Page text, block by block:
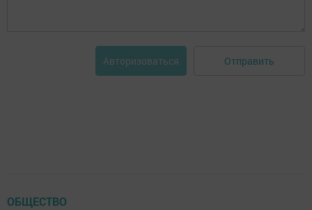
Авторизоваться Отправить
ОБЩЕСТВО